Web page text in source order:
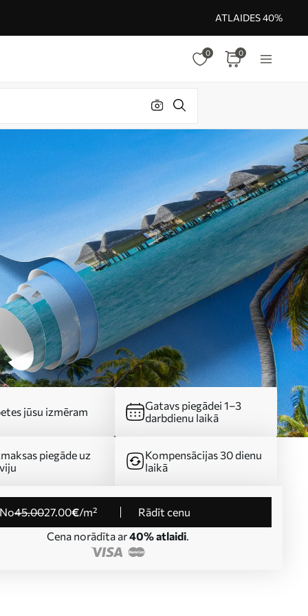
ATLAIDES 40%
0 0
jūsu izmēram
Gatavs piegādei 1–3
darbdienu laikā
piegāde uz
Kompensācijas 30 dienu
laikā
no45.0027.00€/m²
Rādīt cenu
Cena norādīta ar40% atlaidi.